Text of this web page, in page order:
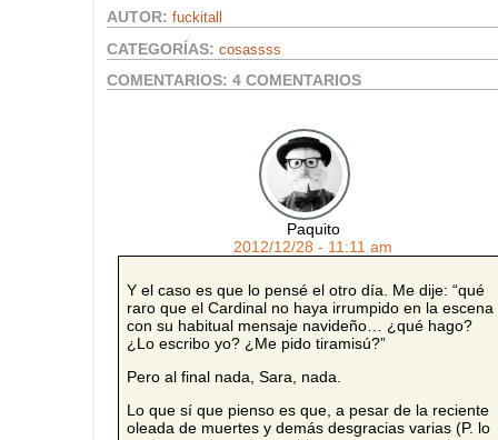
AUTOR: fuckitall
CATEGORÍAS: cosassss
COMENTARIOS: 4 COMENTARIOS
Paquito
2012/12/28 - 11:11 am
Y el caso es que lo pensé el otro día. Me dije: “qué
raro que el Cardinal no haya irrumpido en la escena
con su habitual mensaje navideño… ¿qué hago?
¿Lo escribo yo? ¿Me pido tiramisú?”
Pero al final nada, Sara, nada.
Lo que sí que pienso es que, a pesar de la reciente
oleada de muertes y demás desgracias varias (P. lo